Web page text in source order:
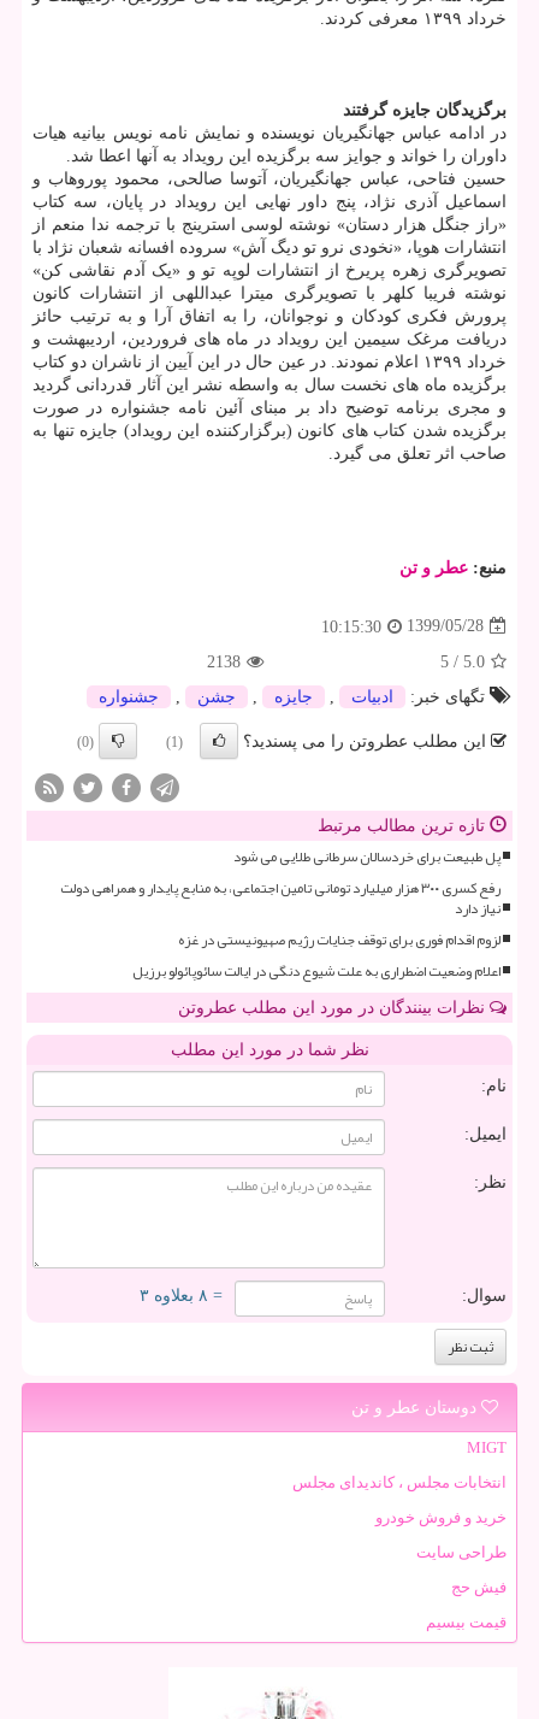
خرداد ۱۳۹۹ معرفی کردند.
برگزیدگان جایزه گرفتند
در ادامه عباس جهانگیریان نویسنده و نمایش نامه نویس بیانیه هیات
داوران را خواند و جوایز سه برگزیده این رویداد به آنها اعطا شد.
حسین فتاحی، عباس جهانگیریان، آتوسا صالحی، محمود پوروهاب و
اسماعیل آذری نژاد، پنج داور نهایی این رویداد در پایان، سه کتاب
«راز جنگل هزار دستان» نوشته لوسی استرینج با ترجمه ندا منعم از
انتشارات هوپا، «نخودی نرو تو دیگ آش» سروده افسانه شعبان نژاد با
تصویرگری زهره پریرخ از انتشارات لوپه تو و «یک آدم نقاشی کن»
نوشته فریبا کلهر با تصویرگری میترا عبداللهی از انتشارات کانون
پرورش فکری کودکان و نوجوانان، را به اتفاق آرا و به ترتیب حائز
دریافت مرغک سیمین این رویداد در ماه های فروردین، اردیبهشت و
خرداد ۱۳۹۹ اعلام نمودند. در عین حال در این آیین از ناشران دو کتاب
برگزیده ماه های نخست سال به واسطه نشر این آثار قدردانی گردید
و مجری برنامه توضیح داد بر مبنای آئین نامه جشنواره در صورت
برگزیده شدن کتاب های کانون (برگزارکننده این رویداد) جایزه تنها به
صاحب اثر تعلق می گیرد.
منبع: عطر و تن
1399/05/28
10:15:30
5.0
/
5
2138
تگهای خبر:
ادبیات , جایزه , جشن , جشنواره
این مطلب عطروتن را می پسندید؟ (1)
(0)
تازه ترین مطالب مرتبط
پل طبیعت برای خردسالان سرطانی طلایی می شود
رفع کسری ۳۰۰ هزار میلیارد تومانی تامین اجتماعی، به منابع پایدار و همراهی دولت
نیاز دارد
لزوم اقدام فوری برای توقف جنایات رژیم صهیونیستی در غزه
اعلام وضعیت اضطراری به علت شیوع دنگی در ایالت سائوپائولو برزیل
نظرات بینندگان در مورد این مطلب عطروتن
نظر شما در مورد این مطلب
نام:
ایمیل:
نظر:
سوال: = ۸ بعلاوه ۳
دوستان عطر و تن
MIGT
انتخابات مجلس ، کاندیدای مجلس
خرید و فروش خودرو
طراحی سایت
فیش حج
قیمت بیسیم